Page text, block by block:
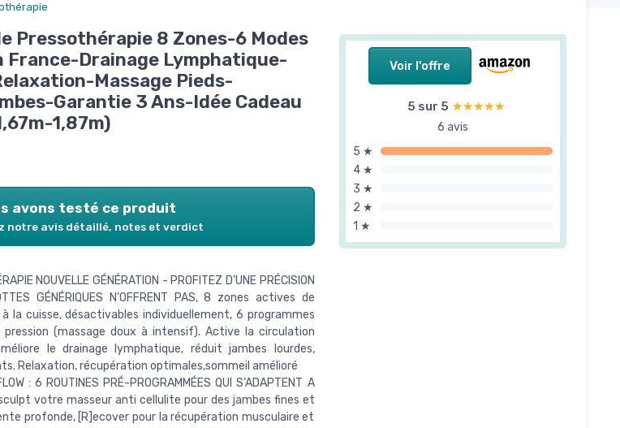
Voir l'offre
5 sur 5 ★★★★★
★★★★★
6 avis
5 ★
4 ★
3 ★
2 ★
1 ★
Pressothérapie 8 Zones-6 Modes
France-Drainage Lymphatique-
Massage Pieds-
Garantie 3 Ans-Idée Cadeau
1,87m)
avons testé ce produit
notre avis détaillé, notes et verdict
NOUVELLE GÉNÉRATION - PROFITEZ D’UNE PRÉCISION
GÉNÉRIQUES N’OFFRENT PAS, 8 zones actives de
la cuisse, désactivables individuellement, 6 programmes
(massage doux à intensif). Active la circulation
le drainage lymphatique, réduit jambes lourdes,
Relaxation, récupération optimales,sommeil amélioré
: 6 ROUTINES PRÉ-PROGRAMMÉES QUI S’ADAPTENT A
votre masseur anti cellulite pour des jambes fines et
profonde, [R]ecover pour la récupération musculaire et